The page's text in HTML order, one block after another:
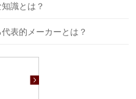
識とは？
表的メーカーとは？